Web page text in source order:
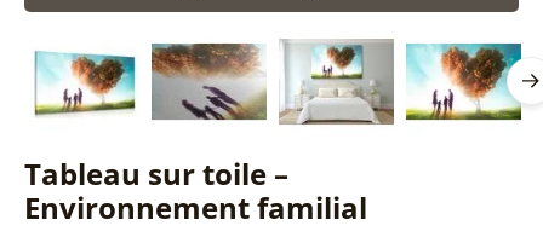
Tableau sur toile –
Environnement familial